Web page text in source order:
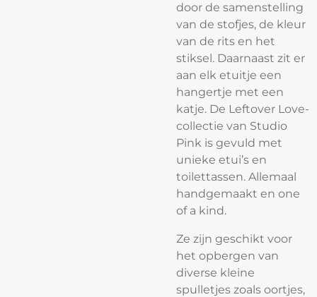
door de samenstelling
van de stofjes, de kleur
van de rits en het
stiksel. Daarnaast zit er
aan elk etuitje een
hangertje met een
katje. De Leftover Love-
collectie van Studio
Pink is gevuld met
unieke etui’s en
toilettassen. Allemaal
handgemaakt en one
of a kind.
Ze zijn geschikt voor
het opbergen van
diverse kleine
spulletjes zoals oortjes,